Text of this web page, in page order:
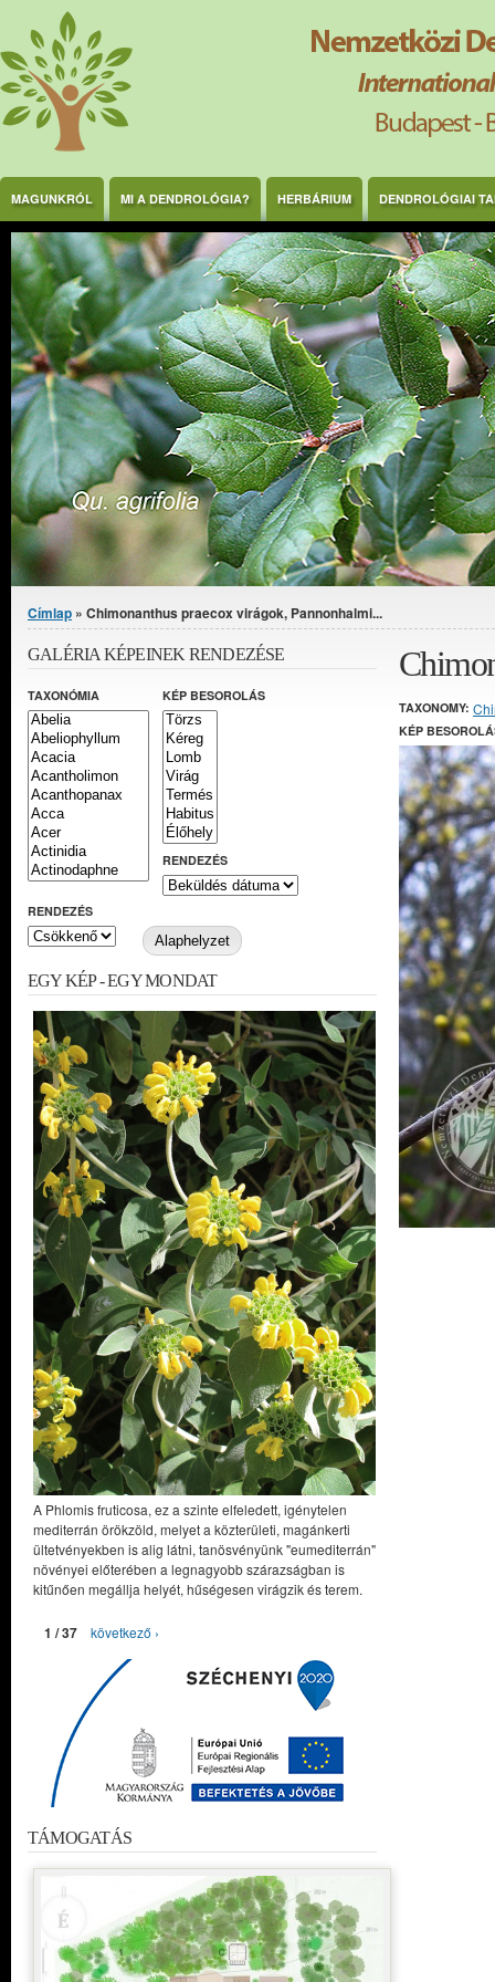
Ugrás a tartalomra
MAGUNKRÓL MI A DENDROLÓGIA? HERBÁRIUM DENDROLÓGIAI
Jelenlegi hely
Címlap » Chimonanthus praecox virágok, Pannonhalmi...
TAXONOMY:
KÉP
GALÉRIA KÉPEINEK RENDEZÉSE
TAXONÓMIA KÉP BESOROLÁS
RENDEZÉS
RENDEZÉS
EGY KÉP - EGY MONDAT
A Phlomis fruticosa, ez a szinte elfeledett, igénytelen
mediterrán örökzöld, melyet a közterületi, magánkerti
ültetvényekben is alig látni, tanösvényünk "eumediterrán"
növényei előterében a legnagyobb szárazságban is
kitűnően megállja helyét, hűségesen virágzik és terem.
1 / 37 következő ›
TÁMOGATÁS